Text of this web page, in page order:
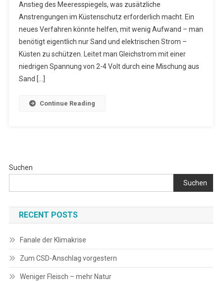
Anstieg des Meeresspiegels, was zusätzliche
Anstrengungen im Küstenschutz erforderlich macht. Ein
neues Verfahren könnte helfen, mit wenig Aufwand – man
benötigt eigentlich nur Sand und elektrischen Strom –
Küsten zu schützen. Leitet man Gleichstrom mit einer
niedrigen Spannung von 2-4 Volt durch eine Mischung aus
Sand […]
Continue Reading
Suchen
Suchen
RECENT POSTS
Fanale der Klimakrise
Zum CSD-Anschlag vorgestern
Weniger Fleisch – mehr Natur